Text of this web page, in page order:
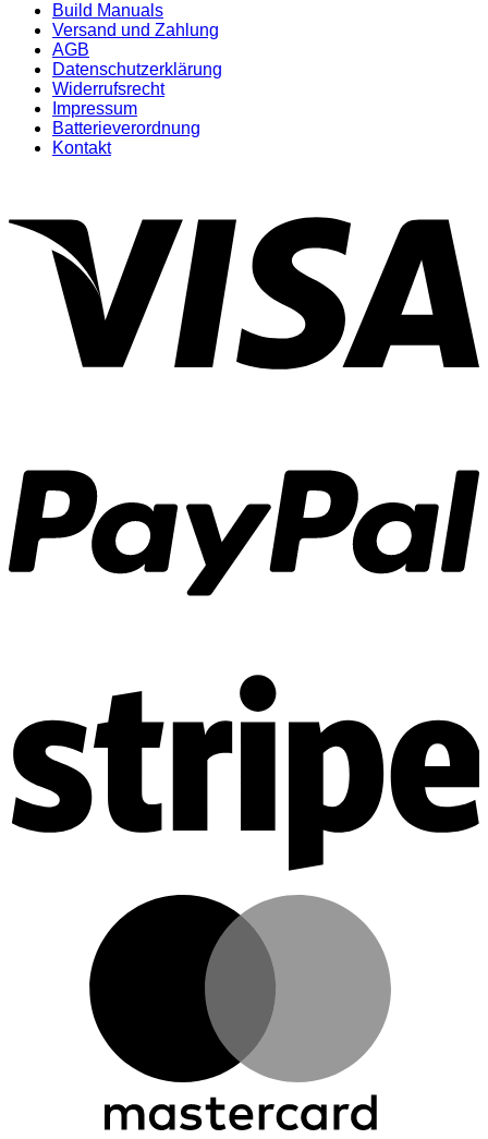
Build Manuals
Versand und Zahlung
AGB
Datenschutzerklärung
Widerrufsrecht
Impressum
Batterieverordnung
Kontakt